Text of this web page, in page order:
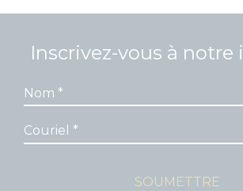
Inscrivez-vous à